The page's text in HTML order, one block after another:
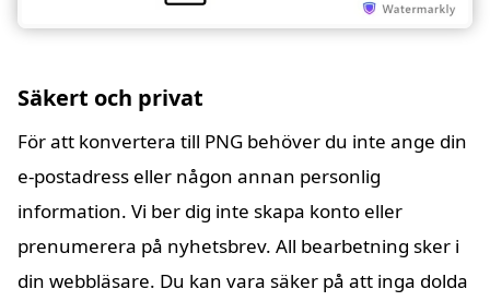
Säkert och privat
För att konvertera till PNG behöver du inte ange din
e-postadress eller någon annan personlig
information. Vi ber dig inte skapa konto eller
prenumerera på nyhetsbrev. All bearbetning sker i
din webbläsare. Du kan vara säker på att inga dolda